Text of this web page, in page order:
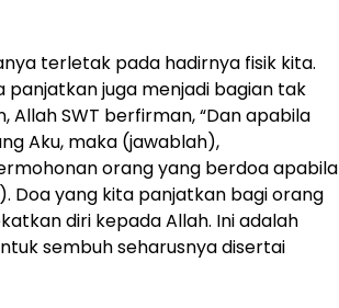
terletak pada hadirnya fisik kita.
juga menjadi bagian tak
SWT berfirman, “Dan apabila
Aku, maka (jawablah),
orang yang berdoa apabila
Doa yang kita panjatkan bagi orang
diri kepada Allah. Ini adalah
sembuh seharusnya disertai